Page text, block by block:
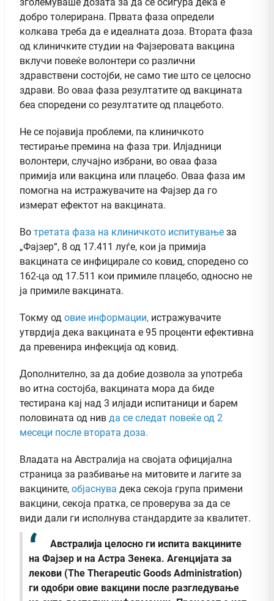
добро толерирана. Првата фаза определи
колкава треба да е идеалната доза. Втората фаза
од клиничките студии на Фајзеровата вакцина
вклучи повеќе волонтери со различни
здравствени состојби, не само тие што се целосно
здрави. Во оваа фаза резултатите од вакцината
беа споредени со резултатите од плацебото.
Не се појавија проблеми, па клиничкото
тестирање премина на фаза три. Илјадници
волонтери, случајно избрани, во оваа фаза
примија или вакцина или плацебо. Оваа фаза им
помогна на истражувачите на Фајзер да го
измерат ефектот на вакцината.
Во третата фаза на клиничкото испитување за
„Фајзер“, 8 од 17.411 луѓе, кои ја примија
вакцината се инфицирале со ковид, споредено со
162-ца од 17.511 кои примиле плацебо, односно не
ја примиле вакцината.
Токму од овие информации, истражувачите
утврдија дека вакцината е 95 проценти ефективна
да превенира инфекција од ковид.
Дополнително, за да добие дозвола за употреба
во итна состојба, вакцината мора да биде
тестирана кај над 3 илјади испитаници и барем
половината од нив да се следат повеќе од 2
месеци после втората доза.
Владата на Австралија на својата официјална
страница за разбивање на митовите и лагите за
вакцините, објаснува дека секоја група примени
вакцини, секоја пратка, се проверува за да се
види дали ги исполнува стандардите за квалитет.
Австралија целосно ги испита вакцините
на Фајзер и на Астра Зенека. Агенцијата за
лекови (The Therapeutic Goods Administration)
ги одобри овие вакцини после разгледување